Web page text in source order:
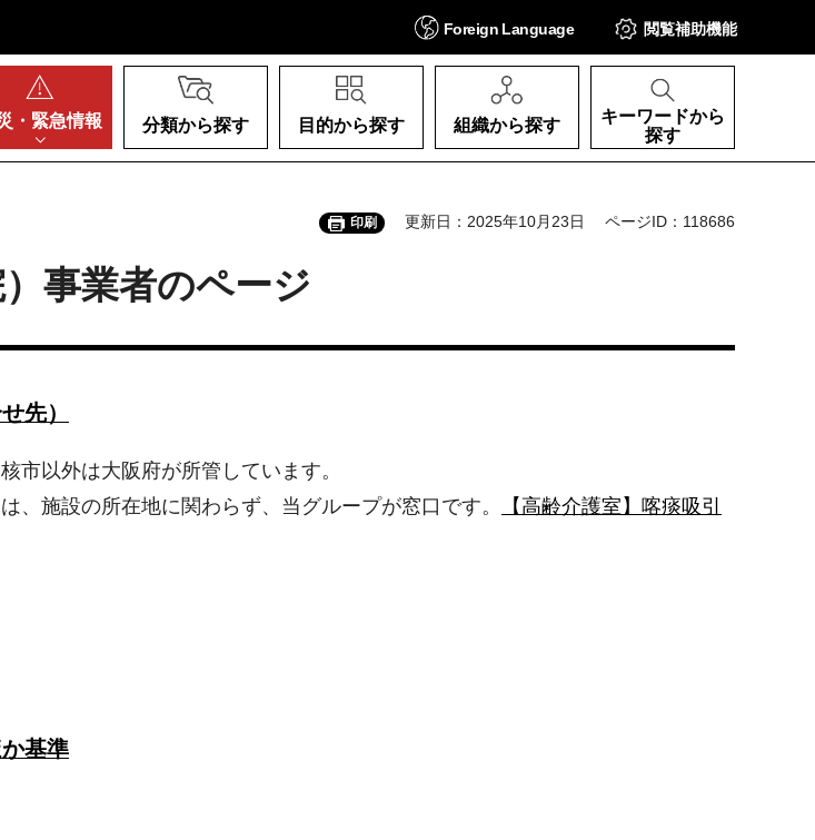
Foreign Language 閲覧補助機能
・ 緊急情報 分類から探す 目的から探す 組織から探す
キーワードから
探す
印刷 更新日：2025年10月23日 ページID：118686
事業者のページ
先）
市以外は大阪府が所管しています。
施設の所在地に関わらず、当グループが窓口です。
【高齢介護室】喀痰吸引
基準